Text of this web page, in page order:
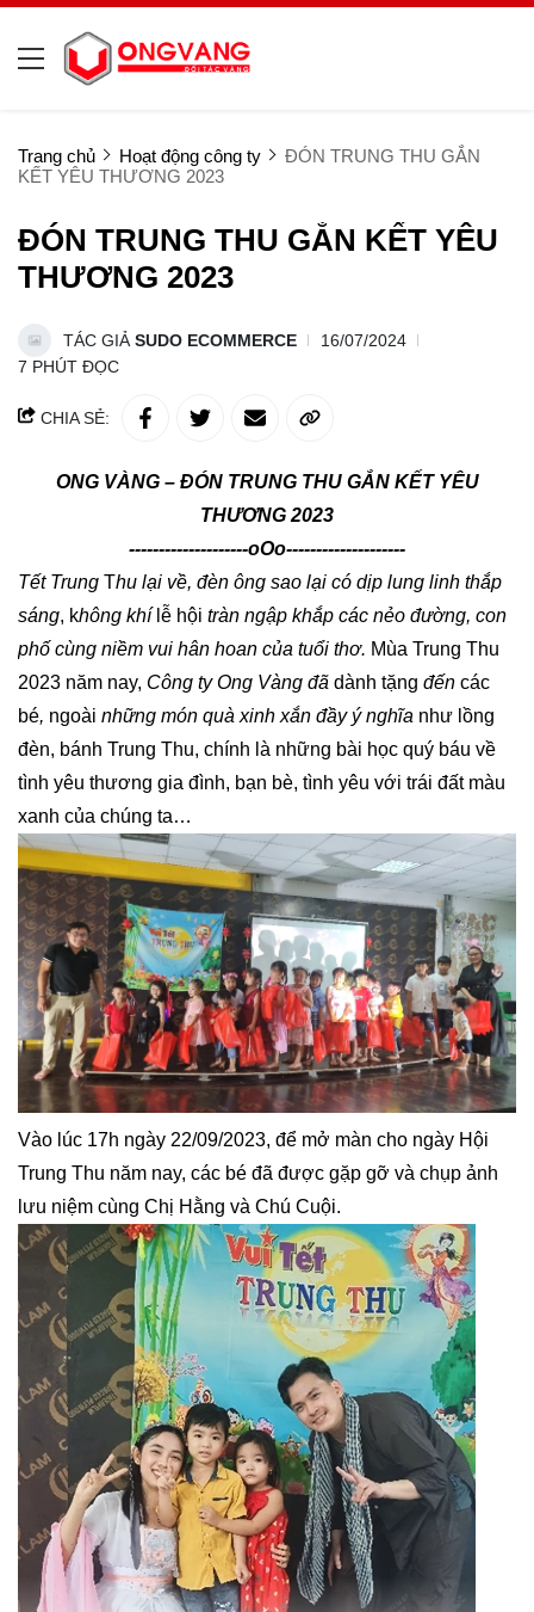
Trang chủ Hoạt động công ty
ĐÓN TRUNG THU GẮN
KẾT YÊU THƯƠNG 2023
ĐÓN TRUNG THU GẮN KẾT YÊU
THƯƠNG 2023
TÁC GIẢ SUDO ECOMMERCE
16/07/2024
7 PHÚT ĐỌC
CHIA SẺ:
ONG VÀNG – ĐÓN TRUNG THU GẮN KẾT YÊU
THƯƠNG 2023
--------------------oOo--------------------
Tết Trung Thu lại về, đèn ông sao lại có dịp lung linh thắp
sáng, không khí lễ hội tràn ngập khắp các nẻo đường, con
phố cùng niềm vui hân hoan của tuổi thơ. Mùa Trung Thu
2023 năm nay, Công ty Ong Vàng đã dành tặng đến các
bé, ngoài những món quà xinh xắn đầy ý nghĩa như lồng
đèn, bánh Trung Thu, chính là những bài học quý báu về
tình yêu thương gia đình, bạn bè, tình yêu với trái đất màu
xanh của chúng ta…
Vào lúc 17h ngày 22/09/2023, để mở màn cho ngày Hội
Trung Thu năm nay, các bé đã được gặp gỡ và chụp ảnh
lưu niệm cùng Chị Hằng và Chú Cuội.